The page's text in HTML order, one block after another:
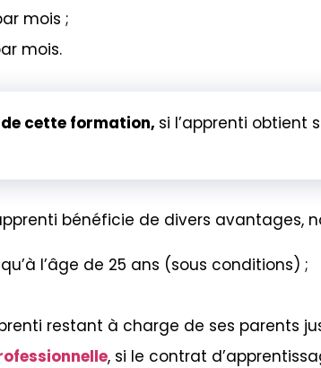
mois ;
mois.
cette formation, si l’apprenti obtient
bénéficie de divers avantages,
l’âge de 25 ans (sous conditions) ;
restant à charge de ses parents
, si le contrat